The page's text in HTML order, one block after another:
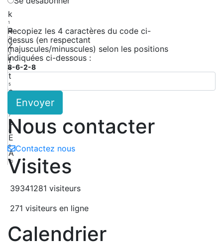
k
1
a
2
z
3
f
4
t
5
e
7
L
8
E
9
A
10
Recopiez les 4 caractères du code ci-
dessus (en respectant
majuscules/minuscules) selon les positions
indiquées ci-dessous :
8-6-2-8
Envoyer
Nous contacter
Contactez nous
Visites
39341281 visiteurs
271 visiteurs en ligne
Calendrier